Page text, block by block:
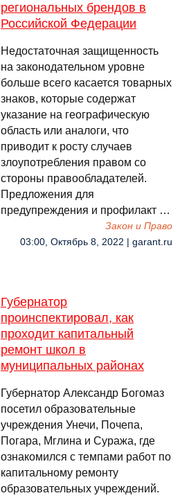
региональных брендов в
Российской Федерации
Недостаточная защищенность
на законодательном уровне
больше всего касается товарных
знаков, которые содержат
указание на географическую
область или аналоги, что
приводит к росту случаев
злоупотребления правом со
стороны правообладателей.
Предложения для
предупреждения и профилакт …
Закон и Право
03:00, Октябрь 8, 2022 | garant.ru
Губернатор
проинспектировал, как
проходит капитальный
ремонт школ в
муниципальных районах
Губернатор Александр Богомаз
посетил образовательные
учреждения Унечи, Почепа,
Погара, Мглина и Суража, где
ознакомился с темпами работ по
капитальному ремонту
образовательных учреждений.